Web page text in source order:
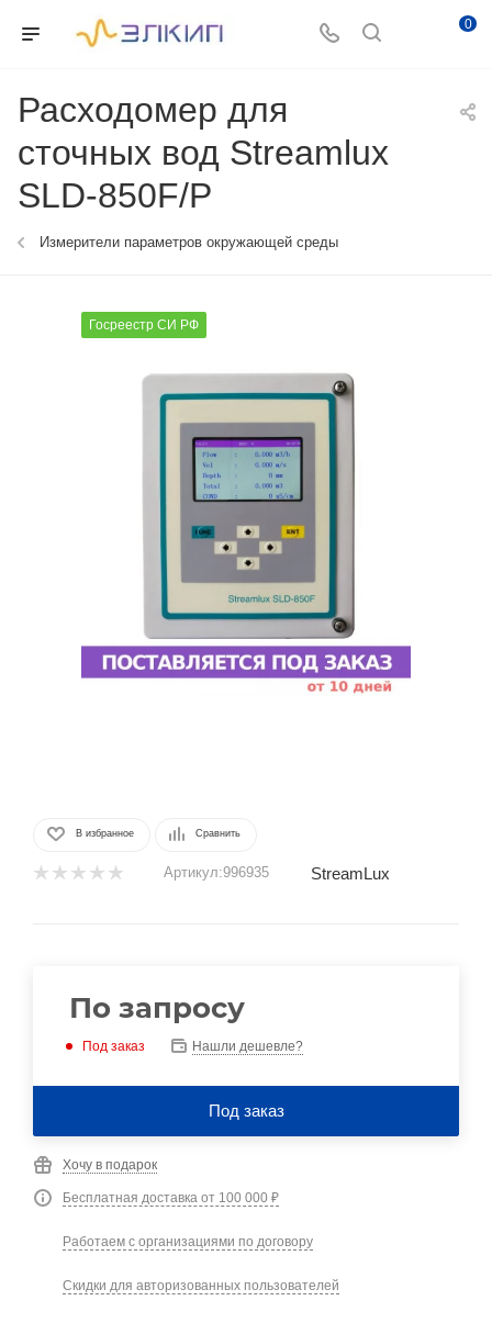
0
Расходомер для
сточных вод Streamlux
SLD-850F/P
Измерители параметров окружающей среды
Госреестр СИ РФ
В избранное Сравнить
Артикул:996935 StreamLux
По запросу
Под заказ Нашли дешевле?
Под заказ
Хочу в подарок
Бесплатная доставка от 100 000 ₽
Работаем с организациями по договору
Скидки для авторизованных пользователей